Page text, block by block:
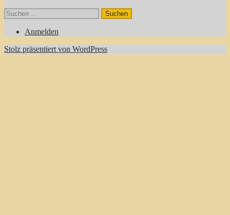
Suchen
nach:
Anmelden
Stolz präsentiert von WordPress